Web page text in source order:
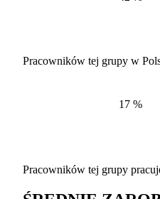
Pracowników tej grupy w
17 %
Pracowników tej grupy